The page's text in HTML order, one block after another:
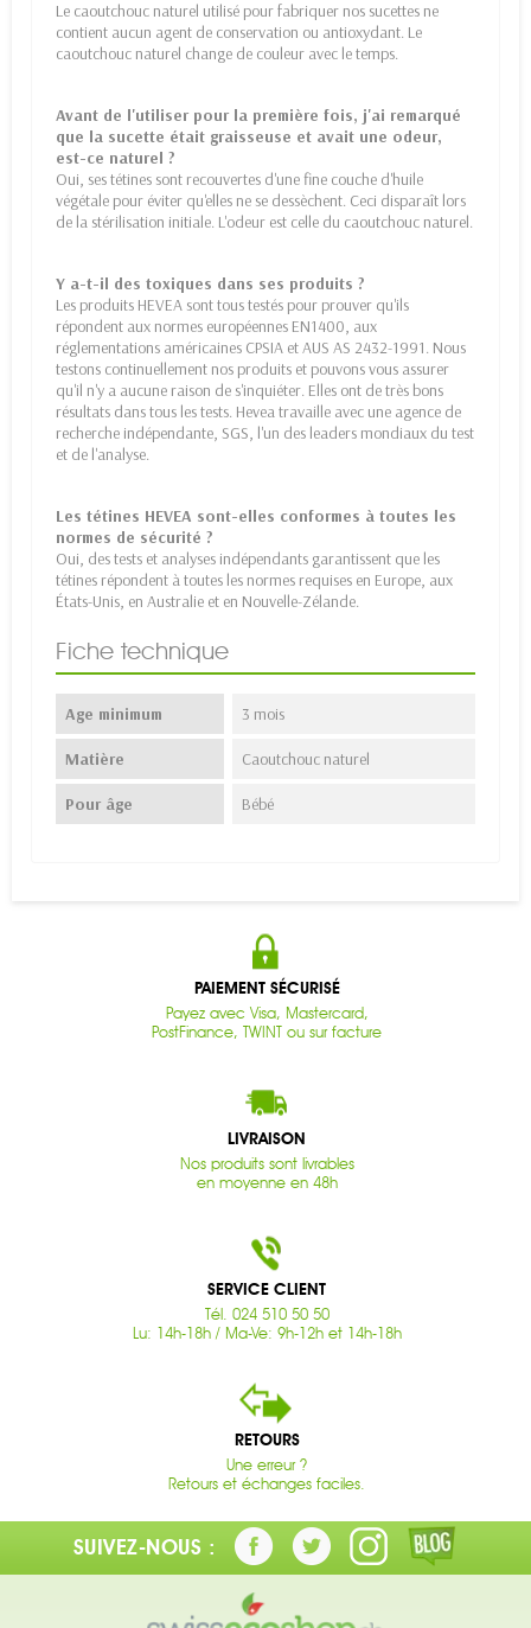
Le caoutchouc naturel utilisé pour fabriquer nos sucettes ne
contient aucun agent de conservation ou antioxydant. Le
caoutchouc naturel change de couleur avec le temps.
Avant de l'utiliser pour la première fois, j'ai remarqué
que la sucette était graisseuse et avait une odeur,
est-ce naturel ?
Oui, ses tétines sont recouvertes d'une fine couche d'huile
végétale pour éviter qu'elles ne se dessèchent. Ceci disparaît lors
de la stérilisation initiale. L'odeur est celle du caoutchouc naturel.
Y a-t-il des toxiques dans ses produits ?
Les produits HEVEA sont tous testés pour prouver qu'ils
répondent aux normes européennes EN1400, aux
réglementations américaines CPSIA et AUS AS 2432-1991. Nous
testons continuellement nos produits et pouvons vous assurer
qu'il n'y a aucune raison de s'inquiéter. Elles ont de très bons
résultats dans tous les tests. Hevea travaille avec une agence de
recherche indépendante, SGS, l'un des leaders mondiaux du test
et de l'analyse.
Les tétines HEVEA sont-elles conformes à toutes les
normes de sécurité ?
Oui, des tests et analyses indépendants garantissent que les
tétines répondent à toutes les normes requises en Europe, aux
États-Unis, en Australie et en Nouvelle-Zélande.
Fiche technique
Age minimum 3 mois
Matière Caoutchouc naturel
Pour âge Bébé
PAIEMENT SÉCURISÉ
Payez avec Visa, Mastercard,
PostFinance, TWINT ou sur facture
LIVRAISON
Nos produits sont livrables
en moyenne en 48h
SERVICE CLIENT
Tél. 024 510 50 50
Lu: 14h-18h / Ma-Ve: 9h-12h et 14h-18h
RETOURS
Une erreur ?
Retours et échanges faciles.
SUIVEZ-NOUS :